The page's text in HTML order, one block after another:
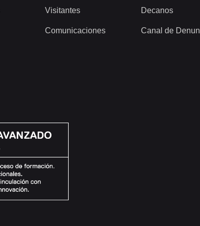
Visitantes
Comunicaciones
Decanos
Canal de